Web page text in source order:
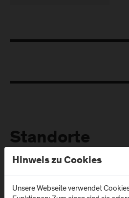
Standorte
Hinweis zu Cookies
Unsere Webseite verwendet